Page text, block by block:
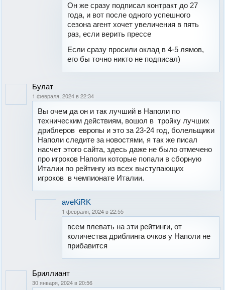
Он же сразу подписал контракт до 27
года, и вот после одного успешного
сезона агент хочет увеличения в пять
раз, если верить прессе
Если сразу просили оклад в 4-5 лямов,
его бы точно никто не подписал)
Булат
1 февраля, 2024 в 22:34
Вы очем да он и так лучший в Наполи по
техническим действиям, вошол в тройку лучших
дриблеров европы и это за 23-24 год, болельщики
Наполи следите за новостями, я так же писал
насчет этого сайта, здесь даже не было отмечено
про игроков Наполи которые попали в сборную
Италии по рейтингу из всех выступающих
игроков в чемпионате Италии.
aveKiRK
1 февраля, 2024 в 22:55
всем плевать на эти рейтинги, от
количества дриблинга очков у Наполи не
прибавится
Бриллиант
30 января, 2024 в 20:56